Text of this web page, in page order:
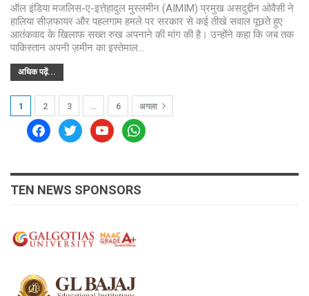
ऑल इंडिया मजलिस-ए-इत्तेहादुल मुस्लमीन (AIMIM) प्रमुख असदुद्दीन ओवैसी ने
हालिया सीज़फायर और पहलगाम हमले पर सरकार से कई तीखे सवाल पूछते हुए
आतंकवाद के खिलाफ सख्त रुख अपनाने की मांग की है। उन्होंने कहा कि जब तक
पाकिस्तान अपनी ज़मीन का इस्तेमाल…
अधिक पढ़ें...
1 2 3 … 6 अगला
facebooktwitteryoutubewhatsapp
TEN NEWS SPONSORS